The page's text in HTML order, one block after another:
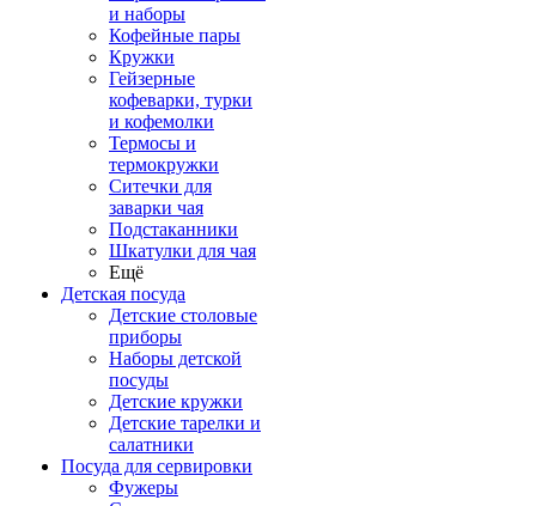
и наборы
Кофейные пары
Кружки
Гейзерные
кофеварки, турки
и кофемолки
Термосы и
термокружки
Ситечки для
заварки чая
Подстаканники
Шкатулки для чая
Ещё
Детская посуда
Детские столовые
приборы
Наборы детской
посуды
Детские кружки
Детские тарелки и
салатники
Посуда для сервировки
Фужеры